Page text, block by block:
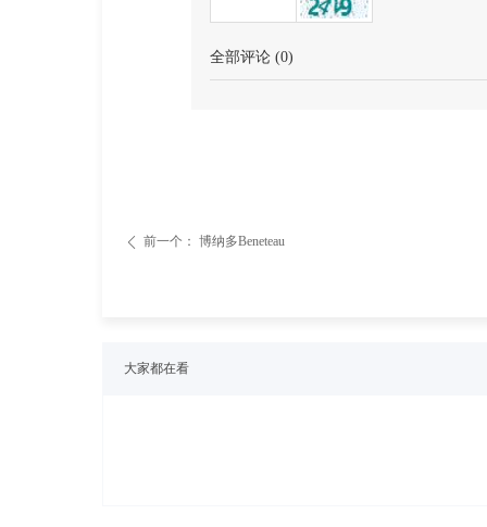
ꄴ 前一个： 博纳多Beneteau
全部评论 (0)
大家都在看